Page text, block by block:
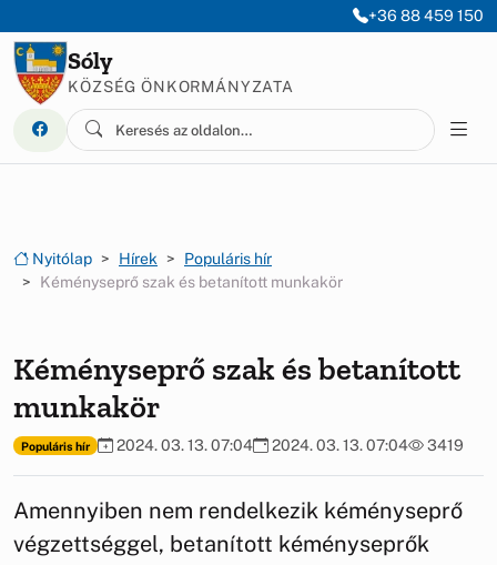
+36 88 459 150
Sóly
KÖZSÉG ÖNKORMÁNYZATA
Nyitólap Hírek
Populáris hír
Kéményseprő szak és betanított munkakör
Kéményseprő szak és betanított
munkakör
Populáris hír 2024. 03. 13. 07:04 2024. 03. 13. 07:04 3419
Amennyiben nem rendelkezik kéményseprő
végzettséggel, betanított kéményseprők